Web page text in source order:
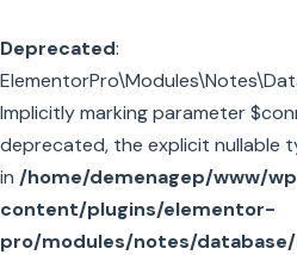
Deprecated:
Implicitly marking parameter
deprecated, the explicit nullable
in /home/demenagep/www/
content/plugins/elementor-
pro/modules/notes/